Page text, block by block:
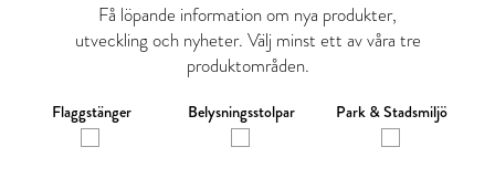
Få löpande information om nya produkter,
utveckling och nyheter. Välj minst ett av våra tre
produktområden.
Flaggstänger Belysningsstolpar Park & Stadsmiljö